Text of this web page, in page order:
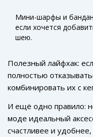
Мини-шарфы и
если хочется
шею.
Полезный лайфхак:
полностью
комбинировать их с
подход часто
начинают «работать
И ещё одно правило:
моде идеальный
счастливее и